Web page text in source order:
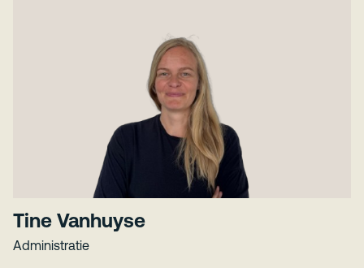
Tine Vanhuyse
Administratie